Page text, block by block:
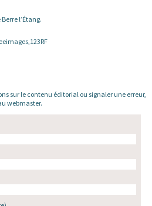
l’Étang.
sur le contenu éditorial ou signaler une erreur,
webmaster.